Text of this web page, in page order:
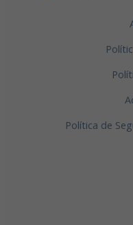
Política de